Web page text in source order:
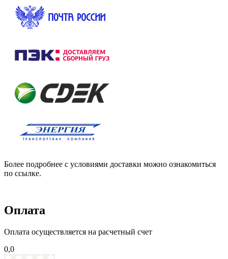
Более подробнее с условиями доставки можно ознакомиться
по ссылке.
Оплата
Оплата осуществляется на расчетный счет
0,0